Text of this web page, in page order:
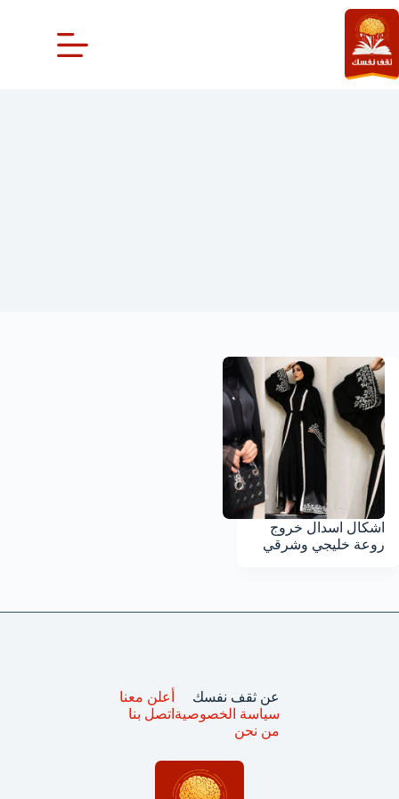
التجاوز
إلى
المحتوى
اشكال اسدال خروج
روعة خليجي وشرقي
عن ثقف نفسك
سياسة الخصوصية
من نحن
أعلن معنا
اتصل بنا